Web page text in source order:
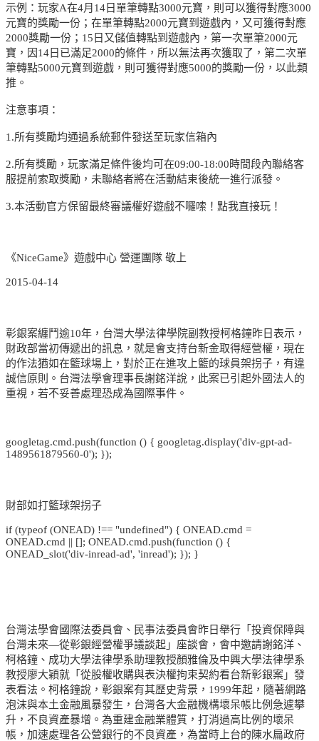
示例：玩家A在4月14日單筆轉點3000元寶，則可以獲得對應3000
元寶的獎勵一份；在單筆轉點2000元寶到遊戲內，又可獲得對應
2000獎勵一份；15日又儲值轉點到遊戲內，第一次單筆2000元
寶，因14日已滿足2000的條件，所以無法再次獲取了，第二次單
筆轉點5000元寶到遊戲，則可獲得對應5000的獎勵一份，以此類
推。
注意事項：
1.所有獎勵均通過系統郵件發送至玩家信箱內
2.所有獎勵，玩家滿足條件後均可在09:00-18:00時間段內聯絡客
服提前索取獎勵，未聯絡者將在活動結束後統一進行派發。
3.本活動官方保留最終審議權好遊戲不囉嗦！點我直接玩！
《NiceGame》遊戲中心 營運團隊 敬上
2015-04-14
彰銀案纏鬥逾10年，台灣大學法律學院副教授柯格鐘昨日表示，
財政部當初傳遞出的訊息，就是會支持台新金取得經營權，現在
的作法猶如在籃球場上，對於正在進攻上籃的球員架拐子，有違
誠信原則。台灣法學會理事長謝銘洋說，此案已引起外國法人的
重視，若不妥善處理恐成為國際事件。
googletag.cmd.push(function () { googletag.display('div-gpt-ad-
1489561879560-0'); });
財部如打籃球架拐子
if (typeof (ONEAD) !== "undefined") { ONEAD.cmd =
ONEAD.cmd || []; ONEAD.cmd.push(function () {
ONEAD_slot('div-inread-ad', 'inread'); }); }
台灣法學會國際法委員會、民事法委員會昨日舉行「投資保障與
台灣未來—從彰銀經營權爭議談起」座談會，會中邀請謝銘洋、
柯格鐘、成功大學法律學系助理教授顏雅倫及中興大學法律學系
教授廖大穎就「從股權收購與表決權拘束契約看台新彰銀案」發
表看法。柯格鐘說，彰銀案有其歷史背景，1999年起，隨著網路
泡沫與本土金融風暴發生，台灣各大金融機構壞呆帳比例急遽攀
升，不良資產暴增。為重建金融業體質，打消過高比例的壞呆
帳，加速處理各公營銀行的不良資產，為當時上台的陳水扁政府